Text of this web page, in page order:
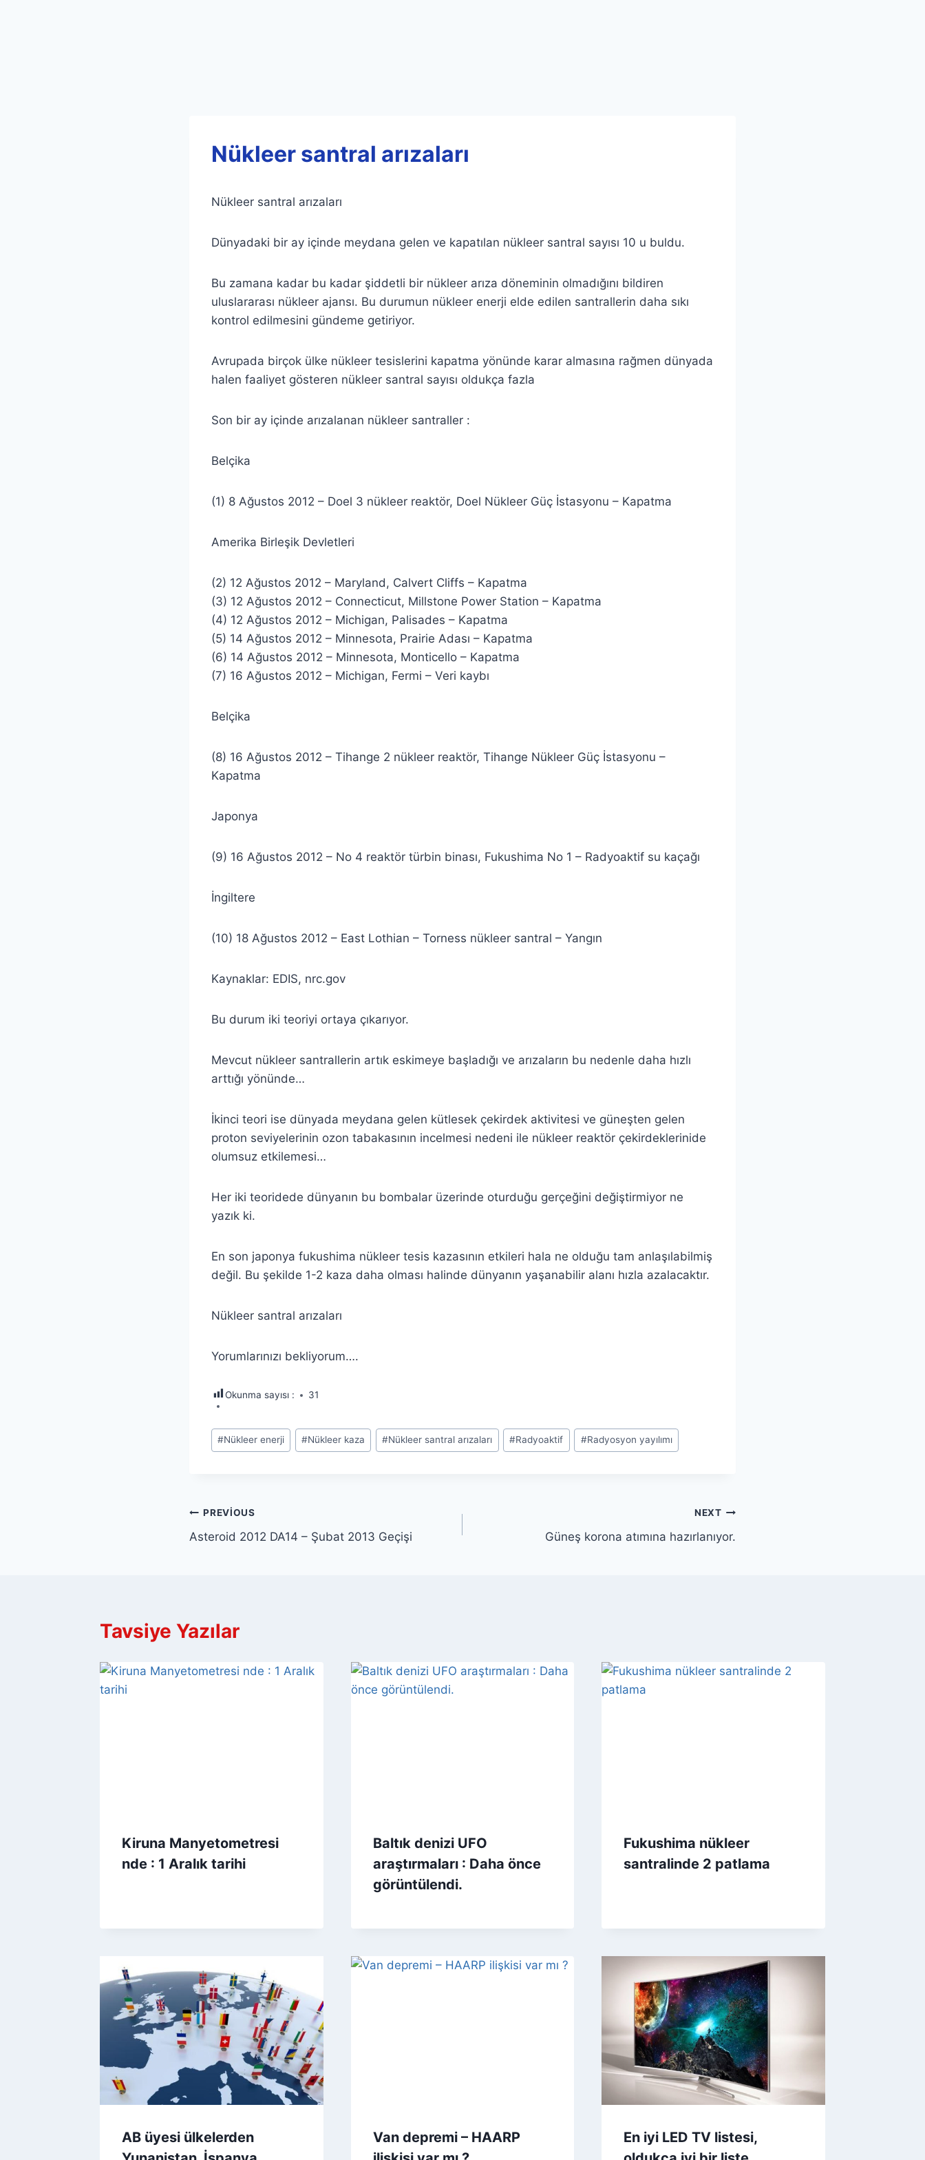
Nükleer santral arızaları
Nükleer santral arızaları
Dünyadaki bir ay içinde meydana gelen ve kapatılan nükleer santral sayısı 10 u buldu.
Bu zamana kadar bu kadar şiddetli bir nükleer arıza döneminin olmadığını bildiren
uluslararası nükleer ajansı. Bu durumun nükleer enerji elde edilen santrallerin daha sıkı
kontrol edilmesini gündeme getiriyor.
Avrupada birçok ülke nükleer tesislerini kapatma yönünde karar almasına rağmen dünyada
halen faaliyet gösteren nükleer santral sayısı oldukça fazla
Son bir ay içinde arızalanan nükleer santraller :
Belçika
(1) 8 Ağustos 2012 – Doel 3 nükleer reaktör, Doel Nükleer Güç İstasyonu – Kapatma
Amerika Birleşik Devletleri
(2) 12 Ağustos 2012 – Maryland, Calvert Cliffs – Kapatma
(3) 12 Ağustos 2012 – Connecticut, Millstone Power Station – Kapatma
(4) 12 Ağustos 2012 – Michigan, Palisades – Kapatma
(5) 14 Ağustos 2012 – Minnesota, Prairie Adası – Kapatma
(6) 14 Ağustos 2012 – Minnesota, Monticello – Kapatma
(7) 16 Ağustos 2012 – Michigan, Fermi – Veri kaybı
Belçika
(8) 16 Ağustos 2012 – Tihange 2 nükleer reaktör, Tihange Nükleer Güç İstasyonu –
Kapatma
Japonya
(9) 16 Ağustos 2012 – No 4 reaktör türbin binası, Fukushima No 1 – Radyoaktif su kaçağı
İngiltere
(10) 18 Ağustos 2012 – East Lothian – Torness nükleer santral – Yangın
Kaynaklar: EDIS, nrc.gov
Bu durum iki teoriyi ortaya çıkarıyor.
Mevcut nükleer santrallerin artık eskimeye başladığı ve arızaların bu nedenle daha hızlı
arttığı yönünde…
İkinci teori ise dünyada meydana gelen kütlesek çekirdek aktivitesi ve güneşten gelen
proton seviyelerinin ozon tabakasının incelmesi nedeni ile nükleer reaktör çekirdeklerinide
olumsuz etkilemesi…
Her iki teoridede dünyanın bu bombalar üzerinde oturduğu gerçeğini değiştirmiyor ne
yazık ki.
En son japonya fukushima nükleer tesis kazasının etkileri hala ne olduğu tam anlaşılabilmiş
değil. Bu şekilde 1-2 kaza daha olması halinde dünyanın yaşanabilir alanı hızla azalacaktır.
Nükleer santral arızaları
Yorumlarınızı bekliyorum….
Okunma sayısı : 31
Post
Tags:
#Nükleer enerji #Nükleer kaza #Nükleer santral arızaları #Radyoaktif #Radyosyon yayılımı
Yazı
gezinmesi
PREVIOUS
Asteroid 2012 DA14 – Şubat 2013 Geçişi
NEXT
Güneş korona atımına hazırlanıyor.
Tavsiye Yazılar
Kiruna Manyetometresi
nde : 1 Aralık tarihi
Baltık denizi UFO
araştırmaları : Daha önce
görüntülendi.
Fukushima nükleer
santralinde 2 patlama
AB üyesi ülkelerden
Van depremi – HAARP
En iyi LED TV listesi,